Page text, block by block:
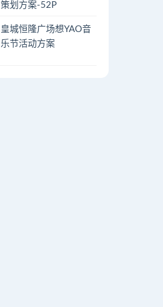
策划方案-52P
皇城恒隆广场想YAO音
乐节活动方案